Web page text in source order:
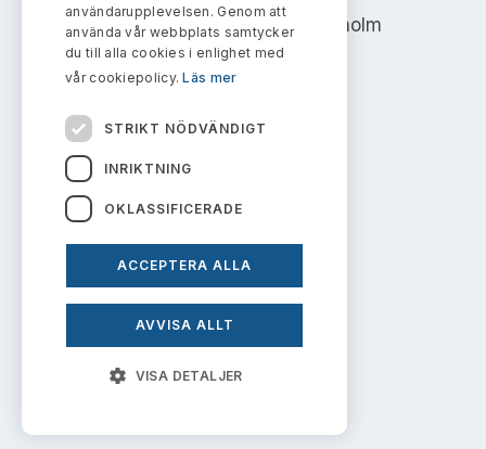
Address: Box 7354, 103 90 Stockholm
info@aktiemarknadsnamnden.se
Om innehållet
Om webbplatsen
Prenumerera på uttalanden
användarupplevelsen. Genom att
använda vår webbplats samtycker
du till alla cookies i enlighet med
vår cookiepolicy.Läs mer
STRIKT NÖDVÄNDIGT
INRIKTNING
OKLASSIFICERADE
ACCEPTERA ALLA
AVVISA ALLT
VISA DETALJER